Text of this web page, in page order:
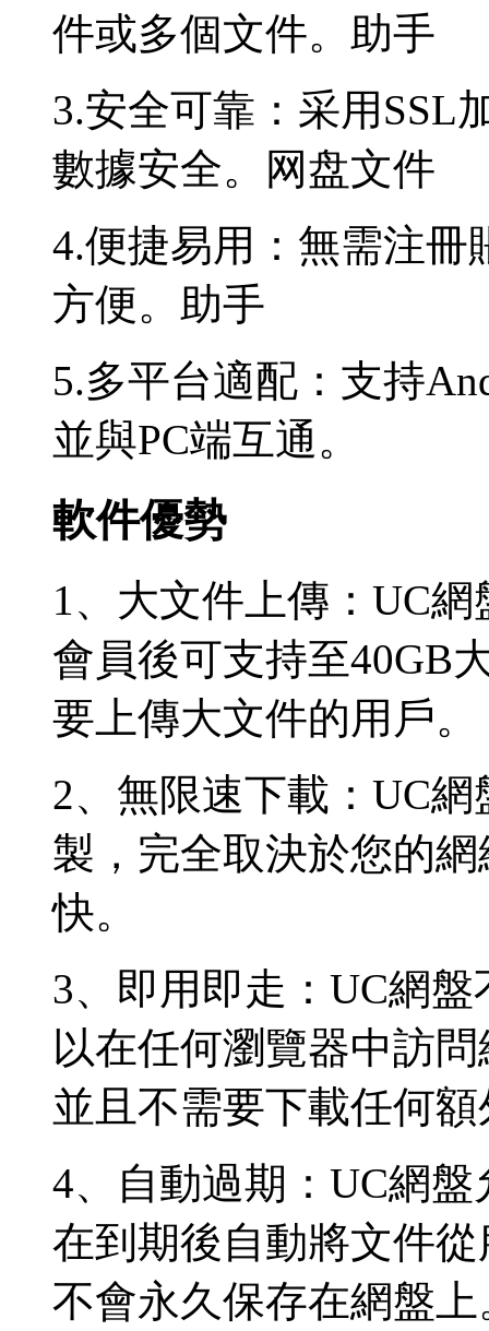
件或多個文件。助手
3.安全可靠：采用SSL
數據安全。网盘文件
4.便捷易用：無需注冊
方便。助手
5.多平台適配：支持
並與PC端互通。
軟件優勢
1、大文件上傳：UC
會員後可支持至40GB
要上傳大文件的用戶。
2、無限速下載：UC
製，完全取決於您的
快。
3、即用即走：UC網
以在任何瀏覽器中訪
並且不需要下載任何
4、自動過期：UC網
在到期後自動將文件
不會永久保存在網盤上